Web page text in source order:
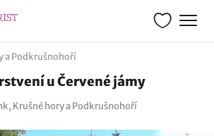
a Podkrušnohoří
u Červené jámy
Krušné hory a Podkrušnohoří